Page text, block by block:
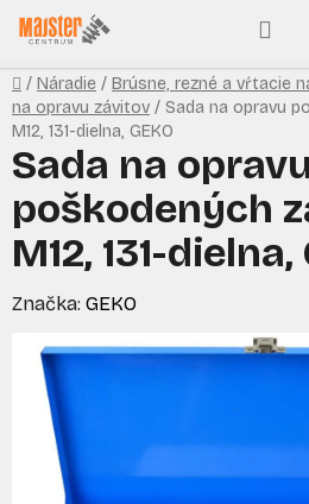
Prejsť
na
obsah
Domov
/ Náradie / Brúsne, rezné a vŕtacie
na opravu závitov / Sada na opravu
M12, 131-dielna, GEKO
Sada na opravu
poškodených
M12, 131-dielna,
Značka: GEKO